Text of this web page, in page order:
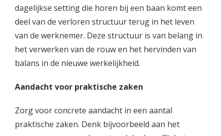
dagelijkse setting die horen bij een baan komt een
deel van de verloren structuur terug in het leven
van de werknemer. Deze structuur is van belang in
het verwerken van de rouw en het hervinden van
balans in de nieuwe werkelijkheid.
Aandacht voor praktische zaken
Zorg voor concrete aandacht in een aantal
praktische zaken. Denk bijvoorbeeld aan het